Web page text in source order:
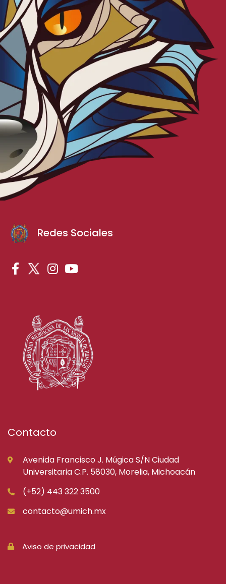
Redes Sociales
Contacto
Avenida Francisco J. Múgica S/N Ciudad
Universitaria C.P. 58030, Morelia, Michoacán
(+52) 443 322 3500
contacto@umich.mx
Aviso de privacidad